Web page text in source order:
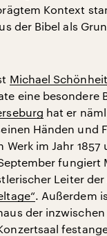
Kontext
der Bibel als
Michael Schönheit
eine besondere
hat er
Händen und
Werk im Jahr
fungiert
Leiter
. Außerdem
der